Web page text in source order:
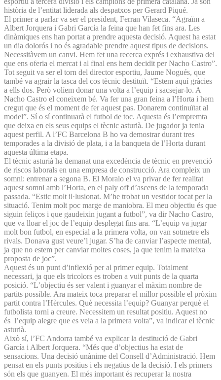
història de l’entitat liderada als despatxos per Gerard Piqué.
El primer a parlar va ser el president, Ferran Vilaseca. “Agraïm a
Albert Jorquera i Gabri García la feina que han fet fins ara. Les
dinàmiques ens han portat a prendre aquesta decisió. Aquest ha estat
un dia dolorós i no és agradable prendre aquest tipus de decisions.
Necessitàvem un canvi. Hem fet una recerca exprés i exhaustiva del
que ens oferia el mercat i al final ens hem decidit per Nacho Castro”.
Tot seguit va ser el torn del director esportiu, Jaume Nogués, que
també va agrair la tasca del cos tècnic destituït. “Estem aquí gràcies
a ells dos. Però volíem donar una volta a l’equip i sacsejar-lo. A
Nacho Castro el coneixem bé. Va fer una gran feina a l’Horta i hem
cregut que és el moment de fer aquest pas. Donarem continuïtat al
model”. Sí o sí continuarà el futbol de toc. Aquesta és l’empremta
que deixa en els seus equips el tècnic asturià. De jugador ja tenia
aquest perfil. A l’FC Barcelona B ho va demostrar durant tres
temporades a la divisió de plata, i a la banqueta de l’Horta durant
aquesta última etapa.
El tècnic asturià ha demanat una excedència de tècnic en prevenció
de riscos laborals en una empresa de construcció. Ara compleix un
somni: entrenar a segona B. El Moralo el va privar de fer realitat
aquest somni amb l’Horta, en el paly off d’ascens de la temporada
passada. “Estic molt il·lusionat. M’he trobat un vestidor tocat per la
situació. Tenim molt poc marge de maniobra. El meu objectiu és que
siguin feliços i que gaudeixin jugant a futbol”, va dir Nacho Castro,
que va lloar el joc de l’equip desplegat fins ara. “L’equip va jugar
molt bon futbol, en especial a la primera volta, on van sotmetre els
rivals. Donava gust veure’l jugar. S’ha de canviar l’aspecte mental,
ja que no estem per canviar moltes coses, ja que tenim la mateixa
proposta de joc”.
Aquest és un punt d’inflexió per al primer equip. Totalment
necessari, ja que els tricolors es troben a vuit punts de la quarta
posició. “L’objectiu és ser valent i guanyar el màxim nombre de
partits possible. Ara mateix toca preparar el millor possible el pròxim
partit contra l’Hèrcules. Què necessita l’equip? Guanyar perquè el
futbolista torni a creure. Necessitem un resultat positiu. Aquest no
és l’equip alegre que es veia a la primera volta”, va indicar el tècnic
asturià.
Això sí, l’FC Andorra també va explicar la destitució de Gabri
García i Albert Jorquera. “Més que d’objectius ha estat de
sensacions. Una decisió unànime del Consell d’Administració. Hem
pensat en els punts positius i els negatius de la decisió. I els primers
són els que guanyen. El més important és recuperar la nostra